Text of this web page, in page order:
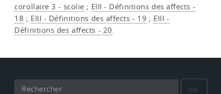
corollaire 3 - scolie ; EIII - Définitions des affects -
18 ; EIII - Définitions des affects - 19 ; EIII -
Définitions des affects - 20
OK